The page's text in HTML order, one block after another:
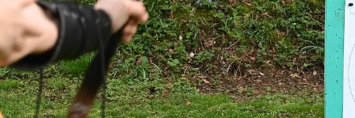
Suche... RIVER PASS JULIANA TRAIL
ALPE ADRIA TRAIL